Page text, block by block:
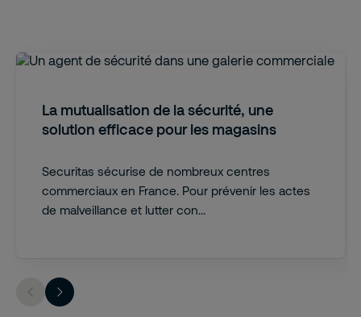
La mutualisation de la sécurité, une
solution efficace pour les magasins
Securitas sécurise de nombreux centres
commerciaux en France. Pour prévenir les actes
de malveillance et lutter con...